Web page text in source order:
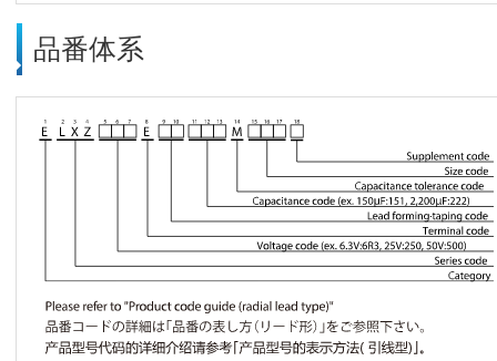
品番体系